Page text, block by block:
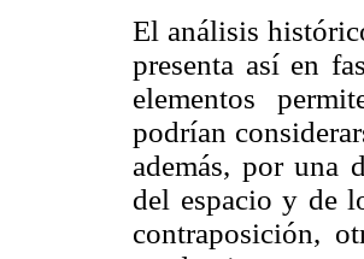
El análisis
presenta así en
elementos
podrían
además, por una
del espacio y de
contraposición,